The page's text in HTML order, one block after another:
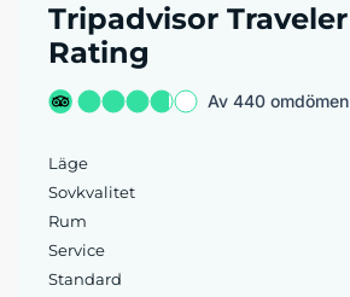
Tripadvisor Traveler
Rating
Av 440 omdömen
Läge
Sovkvalitet
Rum
Service
Standard